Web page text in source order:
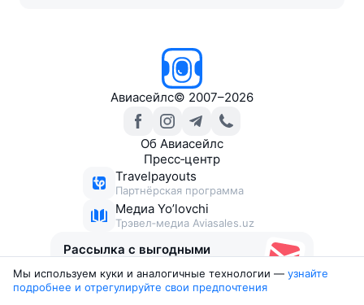
Авиасейлс© 2007–2026
Об Авиасейлс
Пресс‑центр
Travelpayouts
Партнёрская программа
Медиа Yo’lovchi
Трэвел‑медиа Aviasales.uz
Рассылка с выгодными
Мы используем куки и аналогичные технологии — узнайте
подробнее и отрегулируйте свои предпочтения